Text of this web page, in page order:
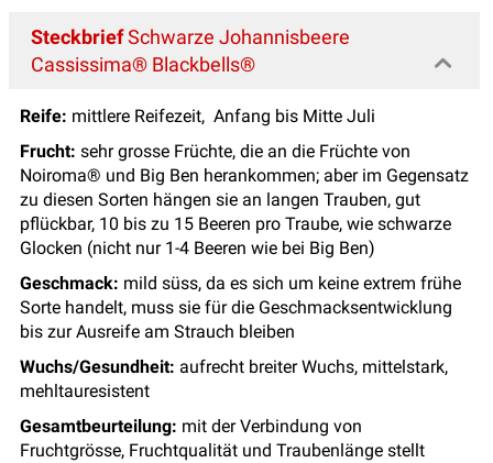
SteckbriefSchwarze Johannisbeere
Cassissima® Blackbells®
Reife: mittlere Reifezeit, Anfang bis Mitte Juli
Frucht: sehr grosse Früchte, die an die Früchte von
Noiroma® und Big Ben herankommen; aber im Gegensatz
zu diesen Sorten hängen sie an langen Trauben, gut
pflückbar, 10 bis zu 15 Beeren pro Traube, wie schwarze
Glocken (nicht nur 1-4 Beeren wie bei Big Ben)
Geschmack: mild süss, da es sich um keine extrem frühe
Sorte handelt, muss sie für die Geschmacksentwicklung
bis zur Ausreife am Strauch bleiben
Wuchs/Gesundheit: aufrecht breiter Wuchs, mittelstark,
mehltauresistent
Gesamtbeurteilung: mit der Verbindung von
Fruchtgrösse, Fruchtqualität und Traubenlänge stellt